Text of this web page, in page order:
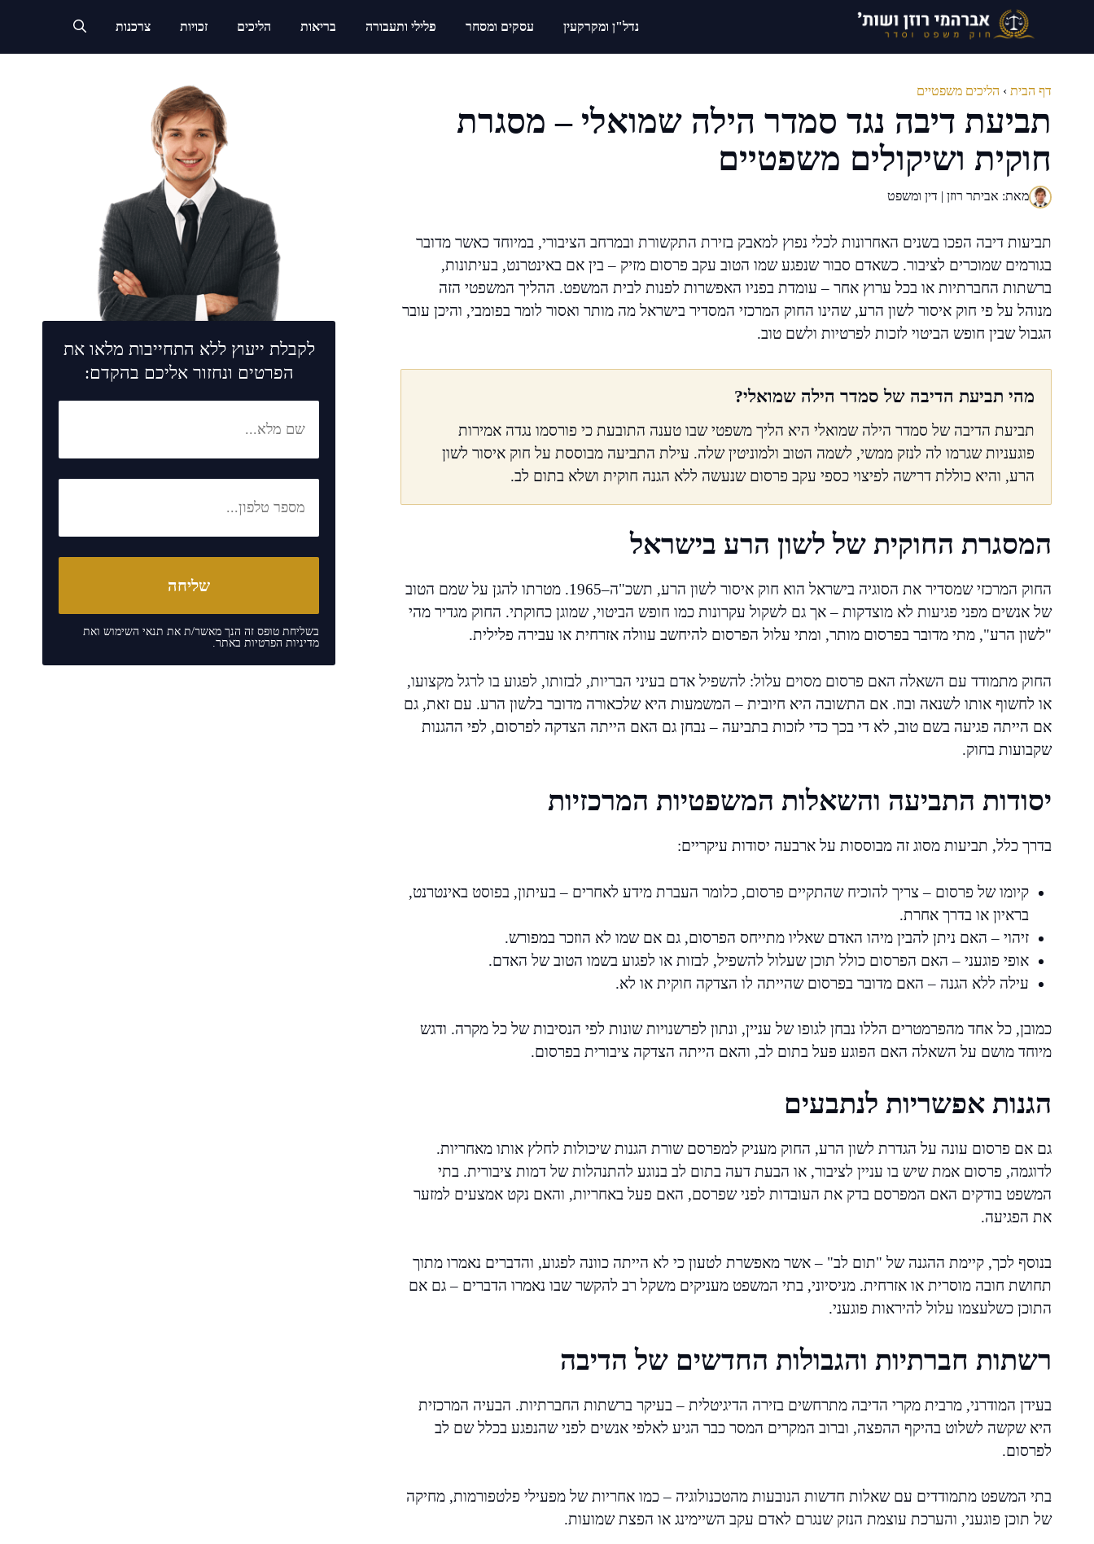
נדל"ן ומקרקעין עסקים ומסחר פלילי ותעבורה בריאות הליכים זכויות צרכנות
דף הבית › הליכים משפטיים
תביעת דיבה נגד סמדר הילה שמואלי – מסגרת
חוקית ושיקולים משפטיים
מאת: אביתר רוזן | דין ומשפט
תביעות דיבה הפכו בשנים האחרונות לכלי נפוץ למאבק בזירת התקשורת ובמרחב הציבורי, במיוחד כאשר מדובר
בגורמים שמוכרים לציבור. כשאדם סבור שנפגע שמו הטוב עקב פרסום מזיק – בין אם באינטרנט, בעיתונות,
ברשתות החברתיות או בכל ערוץ אחר – עומדת בפניו האפשרות לפנות לבית המשפט. ההליך המשפטי הזה
מנוהל על פי חוק איסור לשון הרע, שהינו החוק המרכזי המסדיר בישראל מה מותר ואסור לומר בפומבי, והיכן עובר
הגבול שבין חופש הביטוי לזכות לפרטיות ולשם טוב.
מהי תביעת הדיבה של סמדר הילה שמואלי?
תביעת הדיבה של סמדר הילה שמואלי היא הליך משפטי שבו טענה התובעת כי פורסמו נגדה אמירות
פוגעניות שגרמו לה לנזק ממשי, לשמה הטוב ולמוניטין שלה. עילת התביעה מבוססת על חוק איסור לשון
הרע, והיא כוללת דרישה לפיצוי כספי עקב פרסום שנעשה ללא הגנה חוקית ושלא בתום לב.
המסגרת החוקית של לשון הרע בישראל
החוק המרכזי שמסדיר את הסוגיה בישראל הוא חוק איסור לשון הרע, תשכ"ה–1965. מטרתו להגן על שמם הטוב
של אנשים מפני פגיעות לא מוצדקות – אך גם לשקול עקרונות כמו חופש הביטוי, שמוגן כחוקתי. החוק מגדיר מהי
"לשון הרע", מתי מדובר בפרסום מותר, ומתי עלול הפרסום להיחשב עוולה אזרחית או עבירה פלילית.
החוק מתמודד עם השאלה האם פרסום מסוים עלול: להשפיל אדם בעיני הבריות, לבזותו, לפגוע בו לרגל מקצועו,
או לחשוף אותו לשנאה ובוז. אם התשובה היא חיובית – המשמעות היא שלכאורה מדובר בלשון הרע. עם זאת, גם
אם הייתה פגיעה בשם טוב, לא די בכך כדי לזכות בתביעה – נבחן גם האם הייתה הצדקה לפרסום, לפי ההגנות
שקבועות בחוק.
יסודות התביעה והשאלות המשפטיות המרכזיות
בדרך כלל, תביעות מסוג זה מבוססות על ארבעה יסודות עיקריים:
קיומו של פרסום – צריך להוכיח שהתקיים פרסום, כלומר העברת מידע לאחרים – בעיתון, בפוסט באינטרנט,
בראיון או בדרך אחרת.
זיהוי – האם ניתן להבין מיהו האדם שאליו מתייחס הפרסום, גם אם שמו לא הוזכר במפורש.
אופי פוגעני – האם הפרסום כולל תוכן שעלול להשפיל, לבזות או לפגוע בשמו הטוב של האדם.
עילה ללא הגנה – האם מדובר בפרסום שהייתה לו הצדקה חוקית או לא.
כמובן, כל אחד מהפרמטרים הללו נבחן לגופו של עניין, ונתון לפרשנויות שונות לפי הנסיבות של כל מקרה. ודגש
מיוחד מושם על השאלה האם הפוגע פעל בתום לב, והאם הייתה הצדקה ציבורית בפרסום.
הגנות אפשריות לנתבעים
גם אם פרסום עונה על הגדרת לשון הרע, החוק מעניק למפרסם שורת הגנות שיכולות לחלץ אותו מאחריות.
לדוגמה, פרסום אמת שיש בו עניין לציבור, או הבעת דעה בתום לב בנוגע להתנהלות של דמות ציבורית. בתי
המשפט בודקים האם המפרסם בדק את העובדות לפני שפרסם, האם פעל באחריות, והאם נקט אמצעים למזער
את הפגיעה.
בנוסף לכך, קיימת ההגנה של "תום לב" – אשר מאפשרת לטעון כי לא הייתה כוונה לפגוע, והדברים נאמרו מתוך
תחושת חובה מוסרית או אזרחית. מניסיוני, בתי המשפט מעניקים משקל רב להקשר שבו נאמרו הדברים – גם אם
התוכן כשלעצמו עלול להיראות פוגעני.
רשתות חברתיות והגבולות החדשים של הדיבה
בעידן המודרני, מרבית מקרי הדיבה מתרחשים בזירה הדיגיטלית – בעיקר ברשתות החברתיות. הבעיה המרכזית
היא שקשה לשלוט בהיקף ההפצה, וברוב המקרים המסר כבר הגיע לאלפי אנשים לפני שהנפגע בכלל שם לב
לפרסום.
בתי המשפט מתמודדים עם שאלות חדשות הנובעות מהטכנולוגיה – כמו אחריות של מפעילי פלטפורמות, מחיקה
של תוכן פוגעני, והערכת עוצמת הנזק שנגרם לאדם עקב השיימינג או הפצת שמועות.
לקבלת ייעוץ ללא התחייבות מלאו את
הפרטים ונחזור אליכם בהקדם:
בשליחת טופס זה הנך מאשר/ת את תנאי השימושואת
מדיניות הפרטיותבאתר.